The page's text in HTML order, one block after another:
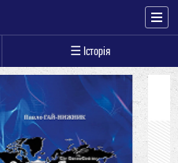
☰ Історія